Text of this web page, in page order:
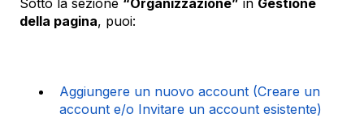
Sotto la sezione “Organizzazione” in Gestione
della pagina, puoi:
Aggiungere un nuovo account (Creare un
account e/o Invitare un account esistente)